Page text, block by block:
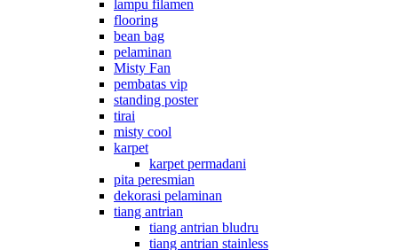
lampu filamen
flooring
bean bag
pelaminan
Misty Fan
pembatas vip
standing poster
tirai
misty cool
karpet
karpet permadani
pita peresmian
dekorasi pelaminan
tiang antrian
tiang antrian bludru
tiang antrian stainless